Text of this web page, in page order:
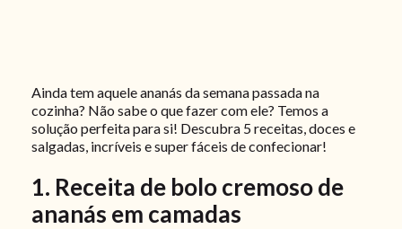
Ainda tem aquele ananás da semana passada na
cozinha? Não sabe o que fazer com ele? Temos a
solução perfeita para si! Descubra 5 receitas, doces e
salgadas, incríveis e super fáceis de confecionar!
1. Receita de bolo cremoso de
ananás em camadas